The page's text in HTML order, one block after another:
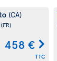
(CA)
(FR)
458 €
TTC